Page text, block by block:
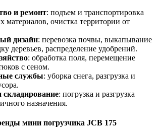
и ремонт: подъем и транспортировка
материалов, очистка территории от
дизайн: перевозка почвы, выкапывание
деревьев, распределение удобрений.
: обработка поля, перемещение
с сеном.
службы: уборка снега, разгрузка и
складирование: погрузка и разгрузка
назначения.
мини погрузчика JCB 175